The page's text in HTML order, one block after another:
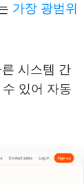
가장 광범위
시스템 간
있어 자동